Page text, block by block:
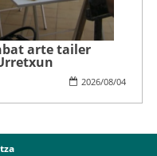
arte tailer
2026/08/04